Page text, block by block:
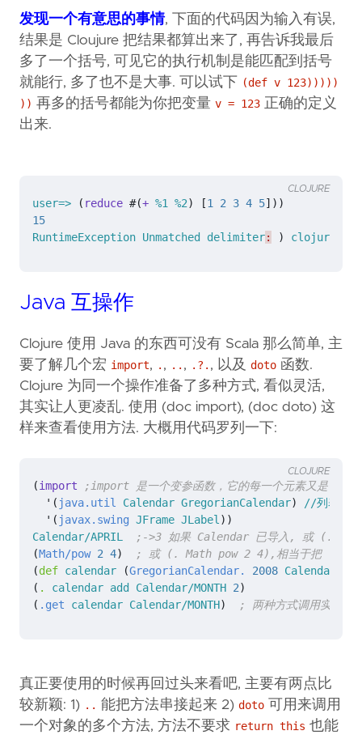
发现一个有意思的事情, 下面的代码因为输入有误,
结果是 Cloujure 把结果都算出来了, 再告诉我最后
多了一个括号, 可见它的执行机制是能匹配到括号
就能行, 多了也不是大事. 可以试下
(def v 123)))))
)) 再多的括号都能为你把变量 v = 123 正确的定义
出来.
user=> ( reduce #(+ %1 %2) [1 2 3 4 5]))
15
RuntimeException Unmatched delimiter: )
CLOJURE
Java 互操作
Clojure 使用 Java 的东西可没有 Scala 那么简单, 主
要了解几个宏 import, . , .. , .?. , 以及 doto 函数.
Clojure 为同一个操作准备了多种方式, 看似灵活,
其实让人更凌乱. 使用 (doc import), (doc doto) 这
样来查看使用方法. 大概用代码罗列一下:
(import
;import 是一个变参函数，它的每一个元素又是一个
' ( java.util Calendar GregorianCalendar)
//列表第一
' ( javax.swing JFrame JLabel))
Calendar/APRIL
;->3 如果 Calendar 已导入, 或 (.
(Math/pow 2 4)
; 或 (. Math pow 2 4),相当于把 . 当作
(def calendar (GregorianCalendar. 2008 Calendar/
( . calendar add Calendar/MONTH 2)
( .get calendar Calendar/MONTH) ; 两种方式调用实例方
CLOJURE
真正要使用的时候再回过头来看吧, 主要有两点比
较新颖: 1) .. 能把方法串接起来 2) doto 可用来调用
一个对象的多个方法, 方法不要求 return this 也能